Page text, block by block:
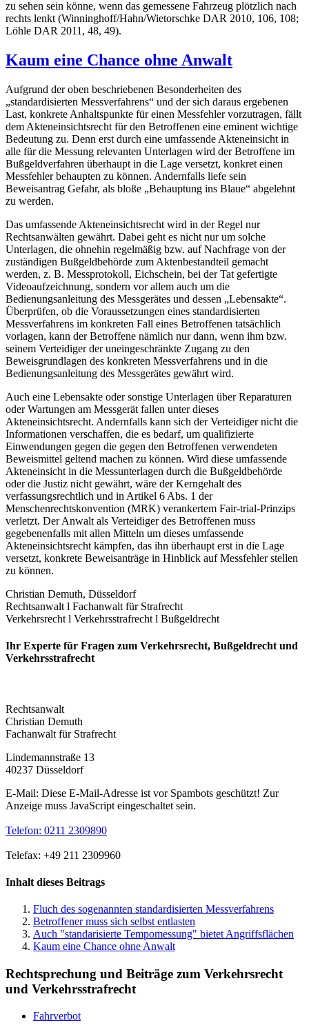
zu sehen sein könne, wenn das gemessene Fahrzeug plötzlich nach
rechts lenkt (Winninghoff/Hahn/Wietorschke DAR 2010, 106, 108;
Löhle DAR 2011, 48, 49).
Kaum eine Chance ohne Anwalt
Aufgrund der oben beschriebenen Besonderheiten des
„standardisierten Messverfahrens“ und der sich daraus ergebenen
Last, konkrete Anhaltspunkte für einen Messfehler vorzutragen, fällt
dem Akteneinsichtsrecht für den Betroffenen eine eminent wichtige
Bedeutung zu. Denn erst durch eine umfassende Akteneinsicht in
alle für die Messung relevanten Unterlagen wird der Betroffene im
Bußgeldverfahren überhaupt in die Lage versetzt, konkret einen
Messfehler behaupten zu können. Andernfalls liefe sein
Beweisantrag Gefahr, als bloße „Behauptung ins Blaue“ abgelehnt
zu werden.
Das umfassende Akteneinsichtsrecht wird in der Regel nur
Rechtsanwälten gewährt. Dabei geht es nicht nur um solche
Unterlagen, die ohnehin regelmäßig bzw. auf Nachfrage von der
zuständigen Bußgeldbehörde zum Aktenbestandteil gemacht
werden, z. B. Messprotokoll, Eichschein, bei der Tat gefertigte
Videoaufzeichnung, sondern vor allem auch um die
Bedienungsanleitung des Messgerätes und dessen „Lebensakte“.
Überprüfen, ob die Voraussetzungen eines standardisierten
Messverfahrens im konkreten Fall eines Betroffenen tatsächlich
vorlagen, kann der Betroffene nämlich nur dann, wenn ihm bzw.
seinem Verteidiger der uneingeschränkte Zugang zu den
Beweisgrundlagen des konkreten Messverfahrens und in die
Bedienungsanleitung des Messgerätes gewährt wird.
Auch eine Lebensakte oder sonstige Unterlagen über Reparaturen
oder Wartungen am Messgerät fallen unter dieses
Akteneinsichtsrecht. Andernfalls kann sich der Verteidiger nicht die
Informationen verschaffen, die es bedarf, um qualifizierte
Einwendungen gegen die gegen den Betroffenen verwendeten
Beweismittel geltend machen zu können. Wird diese umfassende
Akteneinsicht in die Messunterlagen durch die Bußgeldbehörde
oder die Justiz nicht gewährt, wäre der Kerngehalt des
verfassungsrechtlich und in Artikel 6 Abs. 1 der
Menschenrechtskonvention (MRK) verankertem Fair-trial-Prinzips
verletzt. Der Anwalt als Verteidiger des Betroffenen muss
gegebenenfalls mit allen Mitteln um dieses umfassende
Akteneinsichtsrecht kämpfen, das ihn überhaupt erst in die Lage
versetzt, konkrete Beweisanträge in Hinblick auf Messfehler stellen
zu können.
Christian Demuth, Düsseldorf
Rechtsanwalt l Fachanwalt für Strafrecht
Verkehrsrecht l Verkehrsstrafrecht l Bußgeldrecht
Ihr Experte für Fragen zum Verkehrsrecht, Bußgeldrecht und
Verkehrs­strafrecht
Rechtsanwalt
Christian Demuth
Fachanwalt für Strafrecht
Lindemannstraße 13
40237 Düsseldorf
E-Mail: Diese E-Mail-Adresse ist vor Spambots geschützt! Zur
Anzeige muss JavaScript eingeschaltet sein.
Telefon: 0211 2309890
Telefax: +49 211 2309960
Inhalt dieses Beitrags
Fluch des sogenannten standardisierten Messverfahrens
Betroffener muss sich selbst entlasten
Auch "standarisierte Tempomessung" bietet Angriffsflächen
Kaum eine Chance ohne Anwalt
Rechtsprechung und Beiträge zum Verkehrsrecht
und Verkehrsstrafrecht
Fahrverbot